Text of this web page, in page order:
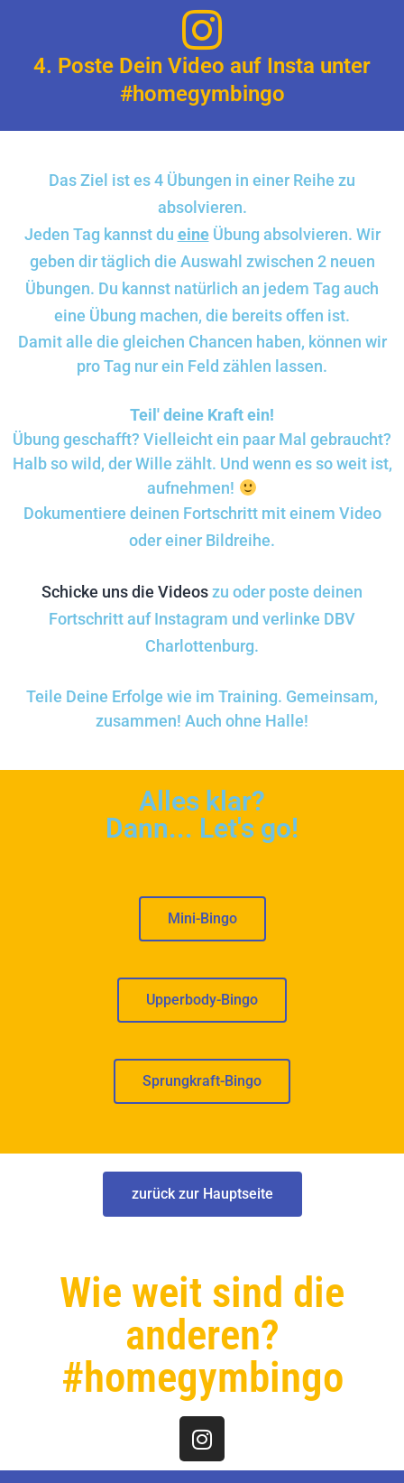
4. Poste Dein Video auf Insta unter
#homegymbingo
Das Ziel ist es 4 Übungen in einer Reihe zu
absolvieren.
Jeden Tag kannst du eineÜbung absolvieren. Wir
geben dir täglich die Auswahl zwischen 2 neuen
Übungen. Du kannst natürlich an jedem Tag auch
eine Übung machen, die bereits offen ist.
Damit alle die gleichen Chancen haben, können wir
pro Tag nur ein Feld zählen lassen.
Teil' deine Kraft ein!
Übung geschafft? Vielleicht ein paar Mal gebraucht?
Halb so wild, der Wille zählt. Und wenn es so weit ist,
aufnehmen!
Dokumentiere deinen Fortschritt mit einem Video
oder einer Bildreihe.
Schicke uns die Videoszu oder poste deinen
Fortschritt auf Instagram und verlinke DBV
Charlottenburg.
Teile Deine Erfolge wie im Training. Gemeinsam,
zusammen! Auch ohne Halle!
Alles klar?
Dann... Let's go!
Mini-Bingo
Upperbody-Bingo
Sprungkraft-Bingo
zurück zur Hauptseite
Wie weit sind die
anderen?
#homegymbingo